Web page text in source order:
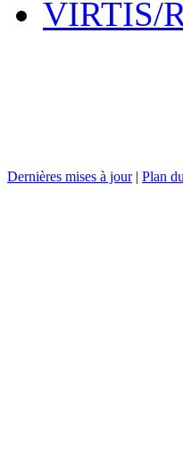
VIRTIS/
Dernières mises à jour| Plan